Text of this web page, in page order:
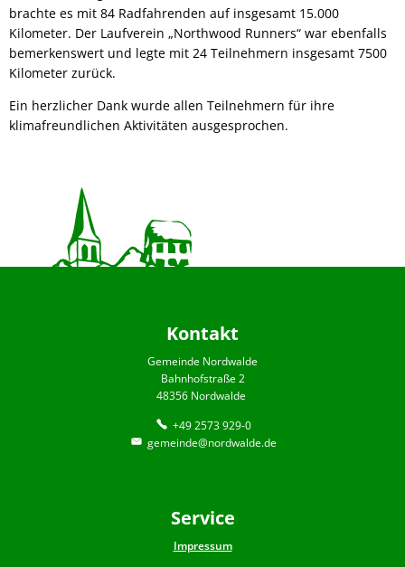
brachte es mit 84 Radfahrenden auf insgesamt 15.000
Kilometer. Der Laufverein „Northwood Runners“ war ebenfalls
bemerkenswert und legte mit 24 Teilnehmern insgesamt 7500
Kilometer zurück.
Ein herzlicher Dank wurde allen Teilnehmern für ihre
klimafreundlichen Aktivitäten ausgesprochen.
Kontakt
Gemeinde Nordwalde
Bahnhofstraße 2
48356 Nordwalde
+49 2573 929-0
gemeinde@nordwalde.de
Service
Impressum